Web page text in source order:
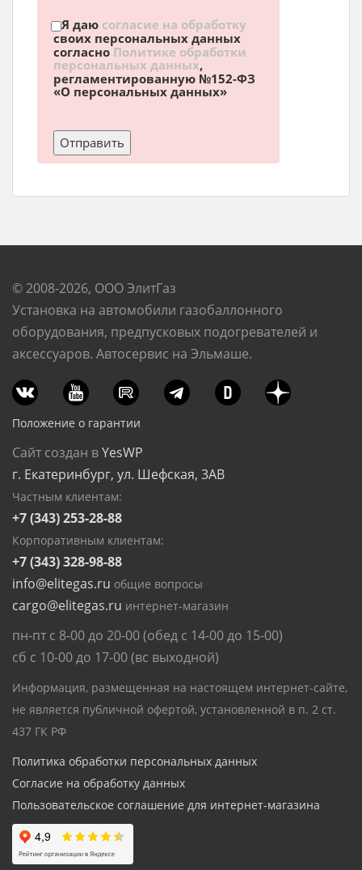
Я даю согласие на обработку
своих персональных данных
согласно Политике обработки
персональных данных,
регламентированную №152-ФЗ
«О персональных данных»
© 2008-2026, ООО ЭлитГаз
Установка на автомобили газобаллонного
оборудования, предпусковых подогревателей и
аксессуаров. Автосервис на Эльмаше.
Положение о гарантии
Сайт создан вYesWP
г. Екатеринбург, ул. Шефская, 3АВ
Частным клиентам:
+7 (343) 253-28-88
Корпоративным клиентам:
+7 (343) 328-98-88
info@elitegas.ru общие вопросы
cargo@elitegas.ru интернет-магазин
пн-пт с 8-00 до 20-00 (обед с 14-00 до 15-00)
сб с 10-00 до 17-00 (вс выходной)
Информация, размещенная на настоящем интернет-сайте,
не является публичной офертой, установленной в п. 2 ст.
437 ГК РФ
Политика обработки персональных данных
Согласие на обработку данных
Пользовательское соглашение для интернет-магазина